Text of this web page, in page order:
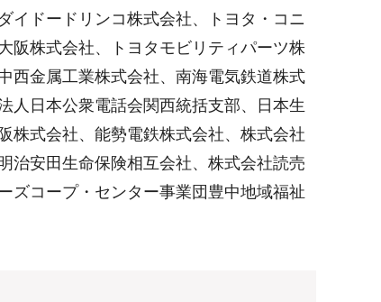
イドードリンコ株式会社、トヨタ・コニ
阪株式会社、トヨタモビリティパーツ株
西金属工業株式会社、南海電気鉄道株式
人日本公衆電話会関西統括支部、日本生
株式会社、能勢電鉄株式会社、株式会社
治安田生命保険相互会社、株式会社読売
ズコープ・センター事業団豊中地域福祉